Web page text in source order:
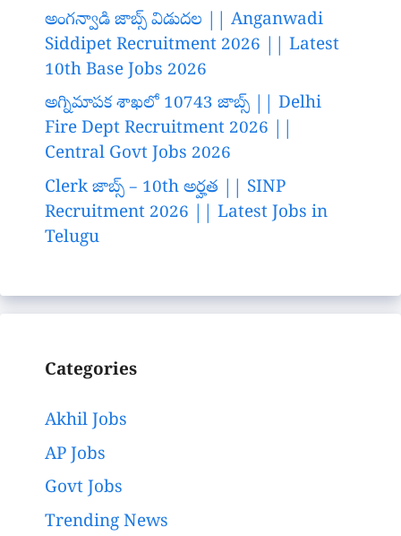
అంగన్వాడి జాబ్స్ విడుదల || Anganwadi
Siddipet Recruitment 2026 || Latest
10th Base Jobs 2026
అగ్నిమాపక శాఖలో 10743 జాబ్స్ || Delhi
Fire Dept Recruitment 2026 ||
Central Govt Jobs 2026
Clerk జాబ్స్ – 10th అర్హత || SINP
Recruitment 2026 || Latest Jobs in
Telugu
Categories
Akhil Jobs
AP Jobs
Govt Jobs
Trending News